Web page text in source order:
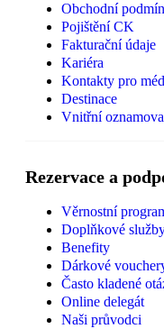
Obchodní
Pojištění CK
Fakturační údaje
Kariéra
Kontakty pro
Destinace
Vnitřní
Rezervace a
Věrnostní
Doplňkové
Benefity
Dárkové
Často kladené
Online delegát
Naši průvodci